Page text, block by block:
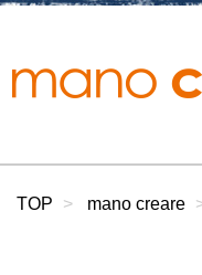
TOP mano creare